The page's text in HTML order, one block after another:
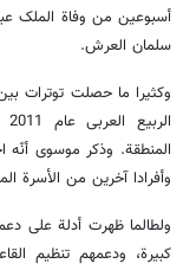
أسبوعین من وفاة الملک
سلمان العرش.
وکثیرا ما حصلت توترات بین
المنطقة. وذکر موسوی أنّه
وأفرادا آخرین من الأسرة
ولطالما ظهرت أدلة علی